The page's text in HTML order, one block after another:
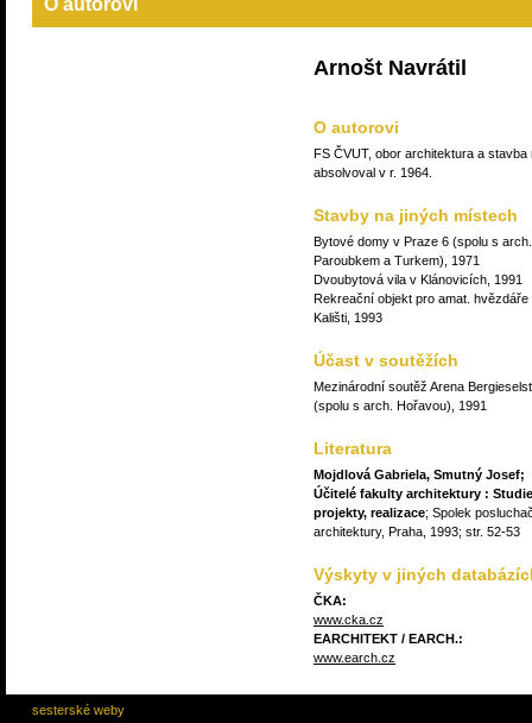
O autorovi
Arnošt Navrátil
O autorovi
FS ČVUT, obor architektura a stavba
absolvoval v r. 1964.
Stavby na jiných místech
Bytové domy v Praze 6 (spolu s arch.
Paroubkem a Turkem), 1971
Dvoubytová vila v Klánovicích, 1991
Rekreační objekt pro amat. hvězdáře
Kališti, 1993
Účast v soutěžích
Mezinárodní soutěž Arena
(spolu s arch. Hořavou), 1991
Literatura
Mojdlová Gabriela, Smutný Josef;
Účitelé fakulty architektury :
projekty, realizace; Spolek
architektury, Praha, 1993; str. 52-53
Výskyty v jiných
ČKA:
www.cka.cz
EARCHITEKT / EARCH.:
www.earch.cz
sesterské weby